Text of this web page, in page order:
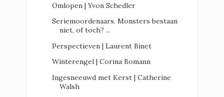
Omlopen | Yvon Schedler
Seriemoordenaars. Monsters bestaan
niet, of toch? ...
Perspectieven | Laurent Binet
Winterengel | Corina Bomann
Ingesneeuwd met Kerst | Catherine
Walsh